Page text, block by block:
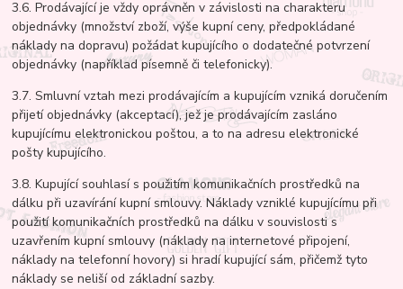
3.6. Prodávající je vždy oprávněn v závislosti na charakteru
objednávky (množství zboží, výše kupní ceny, předpokládané
náklady na dopravu) požádat kupujícího o dodatečné potvrzení
objednávky (například písemně či telefonicky).
3.7. Smluvní vztah mezi prodávajícím a kupujícím vzniká doručením
přijetí objednávky (akceptací), jež je prodávajícím zasláno
kupujícímu elektronickou poštou, a to na adresu elektronické
pošty kupujícího.
3.8. Kupující souhlasí s použitím komunikačních prostředků na
dálku při uzavírání kupní smlouvy. Náklady vzniklé kupujícímu při
použití komunikačních prostředků na dálku v souvislosti s
uzavřením kupní smlouvy (náklady na internetové připojení,
náklady na telefonní hovory) si hradí kupující sám, přičemž tyto
náklady se neliší od základní sazby.